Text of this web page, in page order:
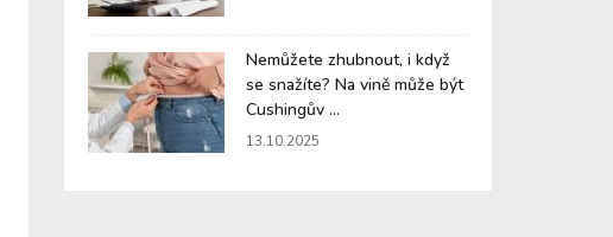
Nemůžete zhubnout, i když
se snažíte? Na vině může být
Cushingův ...
13.10.2025